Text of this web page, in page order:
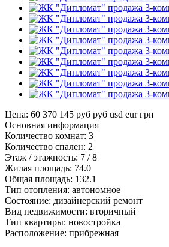
Цена: 60 370 145 руб руб usd eur грн
Основная информация
Количество комнат: 3
Количество спален: 2
Этаж / этажность: 7 / 8
Жилая площадь: 74.0
Общая площадь: 132.1
Тип отопления: автономное
Состояние: дизайнерский ремонт
Вид недвижимости: вторичный
Тип квартиры: новостройка
Расположение: прибрежная